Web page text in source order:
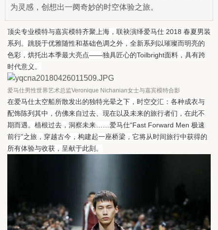
为灵感，创想出一阕奇妙的时空体验之旅。
顶尖专业模特与嘉宾模特齐聚上海，联袂演绎爱马仕 2018 春夏男装
系列。跳脱于优雅随性和基础色调之外，全新系列以璀璨而明亮的
色彩，烘托出本季最大亮点——独具匠心的Toilbright面料，具有跨
时代意义。
爱马仕男性世界艺术总监Veronique Nichanian女士与嘉宾模特合影
在爱马仕太空船所散发出的独特光晕之下，时空交汇：各种成衣与
配饰陈列其中，仿佛来自过去、现在以及未来的旅行者们，在此不
期而遇。 植根过去，洞察未来……爱马仕“Fast Forward Men 极速
前行”之旅，穿越古今，构建起一座桥梁，它将从时间旅行中获得的
所有体验与收获，呈献于此刻。